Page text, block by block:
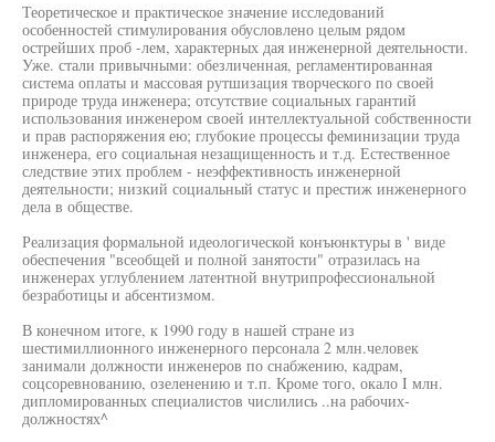
Теоретическое и практическое значение исследований
особенностей стимулирования обусловлено целым рядом
острейших проб -лем, характерных дая инженерной деятельности.
Уже. стали привычными: обезличенная, регламентированная
система оплаты и массовая рутшизация творческого по своей
природе труда инженера; отсутствие социальных гарантий
использования инженером своей интеллектуальной собственности
и прав распоряжения ею; глубокие процессы феминизации труда
инженера, его социальная незащищенность и т.д. Естественное
следствие этих проблем - неэффективность инженерной
деятельности; низкий социальный статус и престиж инженерного
дела в обществе.
Реализация формальной идеологической конъюнктуры в ' виде
обеспечения "всеобщей и полной занятости" отразилась на
инженерах углублением латентной внутрипрофессиональной
безработицы и абсентизмом.
В конечном итоге, к 1990 году в нашей стране из
шестимиллионного инженерного персонала 2 млн.человек
занимали должности инженеров по снабжению, кадрам,
соцсоревнованию, озеленению и т.п. Кроме того, окало I млн.
дипломированных специалистов числились ..на рабочих-
должностях^